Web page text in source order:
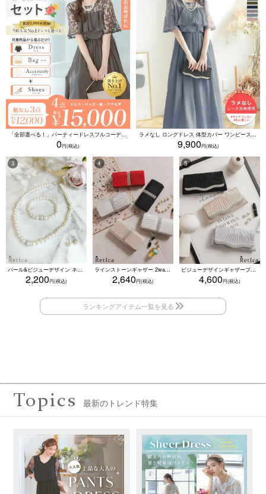
「全部選べる！」パーティードレスフルコーデセット (ドレス1点＋バッグ1点＋アクセ1点+靴1足/4点15000円(税込)/靴なしで12000円(税込))
0
ラメなし ロングドレス 体型カバー ワンピース 敏感肌対応 結婚式 二次会 お呼ばれ 大人 上品 (Sサイズ～5Lサイズ)
9,900
パール&ビジューデザイン ネックレス×ピアス×ブレスレット アクセサリー3set
2,200
ラインストーンギャザー 2wayプリーツクラッチバッグ(ベージュ/シルバー/ブラック/ホワイト/レッド)
2,640
ビジューデザインギャザープリーツ入り2wayバッグ(ベージュ/シルバー/ブラック)
4,600
Topics 最新のトレンド特集